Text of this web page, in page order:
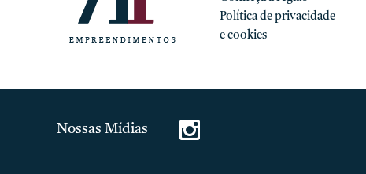
Política de privacidade
e cookies
Nossas Mídias